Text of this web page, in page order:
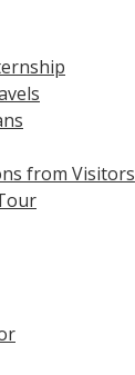
from Visitors